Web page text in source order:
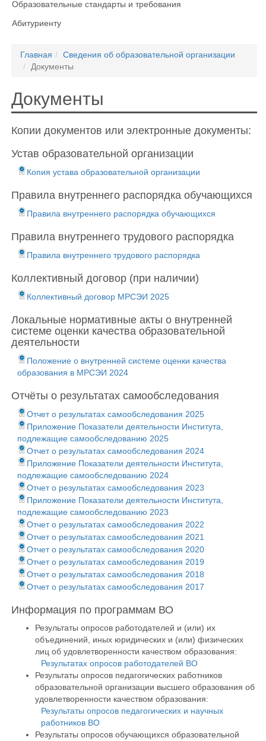
Образовательные стандарты и требования
Абитуриенту
Главная
Сведения об образовательной организации
Документы
Документы
Копии документов или электронные документы:
Устав образовательной организации
Копия устава образовательной организации
Правила внутреннего распорядка обучающихся
Правила внутреннего распорядка обучающихся
Правила внутреннего трудового распорядка
Правила внутреннего трудового распорядка
Коллективный договор (при наличии)
Коллективный договор МРСЭИ 2025
Локальные нормативные акты о внутренней
системе оценки качества образовательной
деятельности
Положение о внутренней системе оценки качества
образования в МРСЭИ 2024
Отчёты о результатах самообследования
Отчет о результатах самообследования 2025
Приложение Показатели деятельности Института,
подлежащие самообследованию 2025
Отчет о результатах самообследования 2024
Приложение Показатели деятельности Института,
подлежащие самообследованию 2024
Отчет о результатах самообследования 2023
Приложение Показатели деятельности Института,
подлежащие самообследованию 2023
Отчет о результатах самообследования 2022
Отчет о результатах самообследования 2021
Отчет о результатах самообследования 2020
Отчет о результатах самообследования 2019
Отчет о результатах самообследования 2018
Отчет о результатах самообследования 2017
Информация по программам ВО
Результаты опросов работодателей и (или) их
объединений, иных юридических и (или) физических
лиц об удовлетворенности качеством образования:
Результатах опросов работодателей ВО
Результаты опросов педагогических работников
образовательной организации высшего образования об
удовлетворенности качеством образования:
Результаты опросов педагогических и научных
работников ВО
Результаты опросов обучающихся образовательной